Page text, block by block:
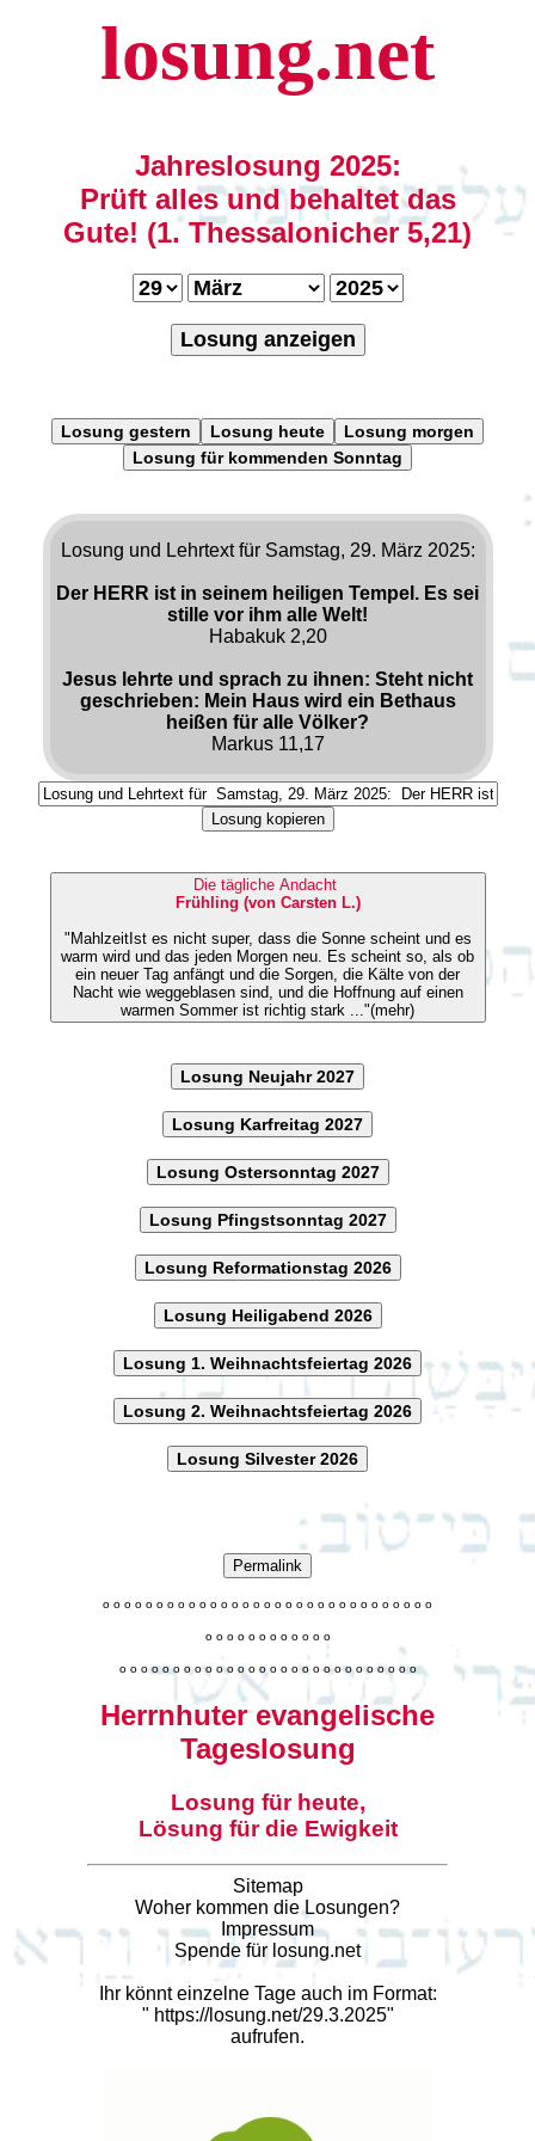
losung.net
Jahreslosung 2025:
Prüft alles und behaltet das
Gute! (1. Thessalonicher 5,21)
Losung anzeigen
Losung gestern Losung heute
Losung morgen
Losung für kommenden Sonntag
Losung und Lehrtext für Samstag, 29. März 2025:
Der HERR ist in seinem heiligen Tempel. Es sei
stille vor ihm alle Welt!
Habakuk 2,20
Jesus lehrte und sprach zu ihnen: Steht nicht
geschrieben: Mein Haus wird ein Bethaus
heißen für alle Völker?
Markus 11,17
Losung kopieren
Die tägliche Andacht
Frühling (von Carsten L.)
"MahlzeitIst es nicht super, dass die Sonne scheint und es
warm wird und das jeden Morgen neu. Es scheint so, als ob
ein neuer Tag anfängt und die Sorgen, die Kälte von der
Nacht wie weggeblasen sind, und die Hoffnung auf einen
warmen Sommer ist richtig stark ..."(mehr)
Losung Neujahr 2027
Losung Karfreitag 2027
Losung Ostersonntag 2027
Losung Pfingstsonntag 2027
Losung Reformationstag 2026
Losung Heiligabend 2026
Losung 1. Weihnachtsfeiertag 2026
Losung 2. Weihnachtsfeiertag 2026
Losung Silvester 2026
Permalink
o o o o o o o o o o o o o o o o o o o o o o o o o o o o o o o
o o o o o o o o o o o o
o o o o o o o o o o o o o o o o o o o o o o o o o o o o
Herrnhuter evangelische
Tageslosung
Losung für heute,
Lösung für die Ewigkeit
Sitemap
Woher kommen die Losungen?
Impressum
Spende für losung.net
Ihr könnt einzelne Tage auch im Format:
" https://losung.net/29.3.2025"
aufrufen.